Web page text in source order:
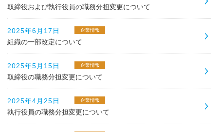
取締役および執行役員の職務分担変更について
2025年6月17日 企業情報
組織の一部改定について
2025年5月15日 企業情報
取締役の職務分担変更について
2025年4月25日 企業情報
執行役員の職務分担変更について